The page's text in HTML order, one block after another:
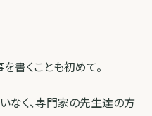
書くことも初めて。
なく、専門家の先生達の方